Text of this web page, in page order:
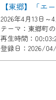
2026年4月13日～
テーマ：東郷町
再生時間：
登録日：2026/04/